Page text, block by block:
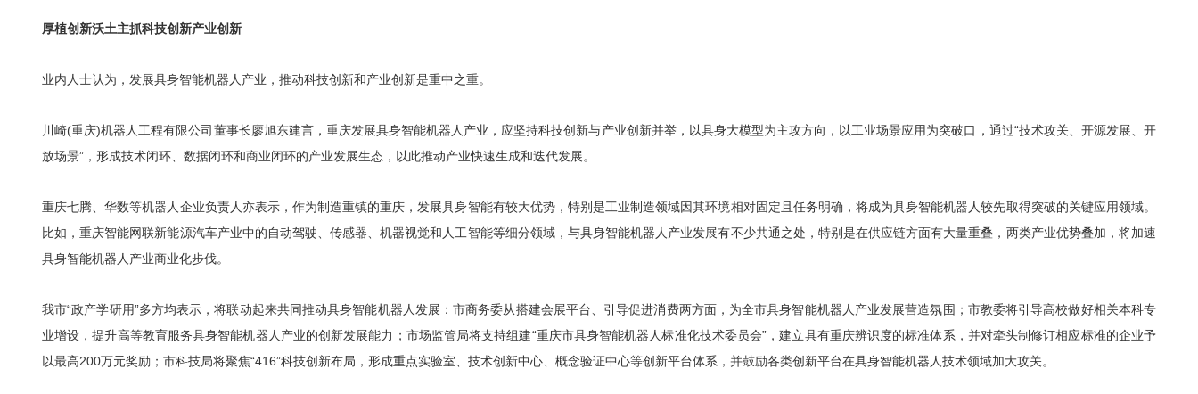
厚植创新沃土主抓科技创新产业创新
业内人士认为，发展具身智能机器人产业，推动科技创新和产业创新是重中之重。
川崎(重庆)机器人工程有限公司董事长廖旭东建言，重庆发展具身智能机器人产业，应坚持科技创新与产业创新并举，以具身大模型为主攻方向，以工业场景应用为突破口，通过“技术攻关、开源发展、开
放场景”，形成技术闭环、数据闭环和商业闭环的产业发展生态，以此推动产业快速生成和迭代发展。
重庆七腾、华数等机器人企业负责人亦表示，作为制造重镇的重庆，发展具身智能有较大优势，特别是工业制造领域因其环境相对固定且任务明确，将成为具身智能机器人较先取得突破的关键应用领域。
比如，重庆智能网联新能源汽车产业中的自动驾驶、传感器、机器视觉和人工智能等细分领域，与具身智能机器人产业发展有不少共通之处，特别是在供应链方面有大量重叠，两类产业优势叠加，将加速
具身智能机器人产业商业化步伐。
我市“政产学研用”多方均表示，将联动起来共同推动具身智能机器人发展：市商务委从搭建会展平台、引导促进消费两方面，为全市具身智能机器人产业发展营造氛围；市教委将引导高校做好相关本科专
业增设，提升高等教育服务具身智能机器人产业的创新发展能力；市场监管局将支持组建“重庆市具身智能机器人标准化技术委员会”，建立具有重庆辨识度的标准体系，并对牵头制修订相应标准的企业予
以最高200万元奖励；市科技局将聚焦“416”科技创新布局，形成重点实验室、技术创新中心、概念验证中心等创新平台体系，并鼓励各类创新平台在具身智能机器人技术领域加大攻关。